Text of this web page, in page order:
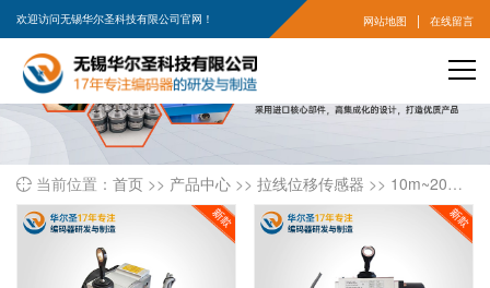
欢迎访问无锡华尔圣科技有限公司官网！ 网站地图 | 在线留言
 当前位置： 首页 >> 产品中心 >> 拉线位移传感器 >> 10m~20m拉线位移传感器